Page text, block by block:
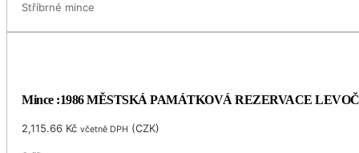
Stříbrné mince
Mince :1986 MĚSTSKÁ PAMÁTKOVÁ REZERVACE
2,115.66 Kč včetně DPH (CZK)